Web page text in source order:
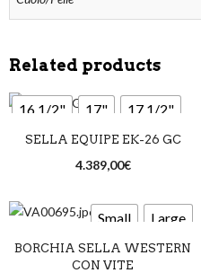
Related products
16 1/2" 17"
17 1/2"
18"
New market
Rossiccio
SELLA EQUIPE EK-26 GC
4.389,00€
Small Large
BORCHIA SELLA WESTERN
CON VITE